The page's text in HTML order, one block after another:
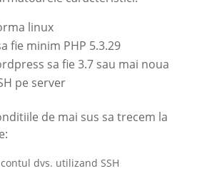
linux
fie minim PHP 5.3.29
sa fie 3.7 sau mai noua
pe server
de mai sus sa trecem la
dvs. utilizand SSH